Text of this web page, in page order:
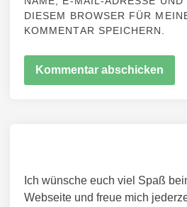
DIESEM BROWSER FÜR
KOMMENTAR SPEICHERN.
Ich wünsche euch viel Spaß
Webseite und freue mich